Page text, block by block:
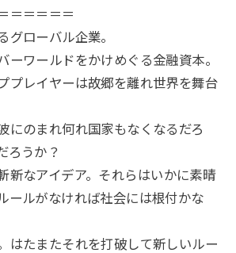
＝＝＝＝＝
グローバル企業。
ーワールドをかけめぐる金融資本。
プレイヤーは故郷を離れ世界を舞台
にのまれ何れ国家もなくなるだろ
ろうか？
新なアイデア。それらはいかに素晴
ールがなければ社会には根付かな
はたまたそれを打破して新しいルー